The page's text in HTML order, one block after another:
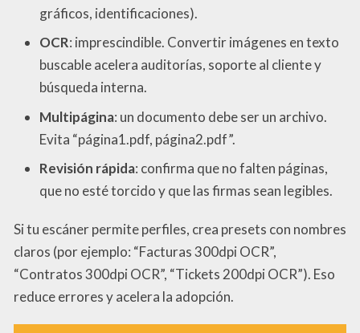
gráficos, identificaciones).
OCR: imprescindible. Convertir imágenes en texto
buscable acelera auditorías, soporte al cliente y
búsqueda interna.
Multipágina: un documento debe ser un archivo.
Evita “página1.pdf, página2.pdf”.
Revisión rápida: confirma que no falten páginas,
que no esté torcido y que las firmas sean legibles.
Si tu escáner permite perfiles, crea presets con nombres
claros (por ejemplo: “Facturas 300dpi OCR”,
“Contratos 300dpi OCR”, “Tickets 200dpi OCR”). Eso
reduce errores y acelera la adopción.